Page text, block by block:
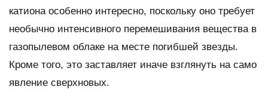
катиона особенно интересно, поскольку оно требует
необычно интенсивного перемешивания вещества в
газопылевом облаке на месте погибшей звезды.
Кроме того, это заставляет иначе взглянуть на само
явление сверхновых.